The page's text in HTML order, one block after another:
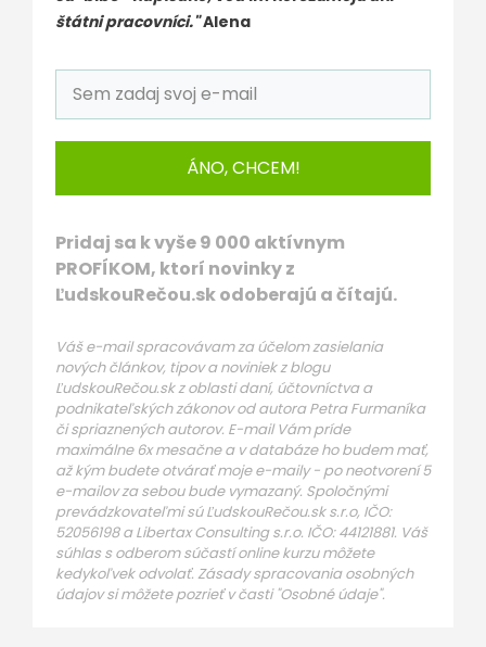
štátni pracovníci."Alena
ÁNO, CHCEM!
Pridaj sa k vyše 9 000 aktívnym
PROFÍKOM, ktorí novinky z
ĽudskouRečou.sk odoberajú a čítajú.
Váš e-mail spracovávam za účelom zasielania
nových článkov, tipov a noviniek z blogu
ĽudskouRečou.sk z oblasti daní, účtovníctva a
podnikateľských zákonov od autora Petra Furmaníka
či spriaznených autorov. E-mail Vám príde
maximálne 6x mesačne a v databáze ho budem mať,
až kým budete otvárať moje e-maily - po neotvorení 5
e-mailov za sebou bude vymazaný. Spoločnými
prevádzkovateľmi sú ĽudskouRečou.sk s.r.o, IČO:
52056198 a Libertax Consulting s.r.o. IČO: 44121881. Váš
súhlas s odberom súčastí online kurzu môžete
kedykoľvek odvolať. Zásady spracovania osobných
údajov si môžete pozrieť v časti "Osobné údaje".